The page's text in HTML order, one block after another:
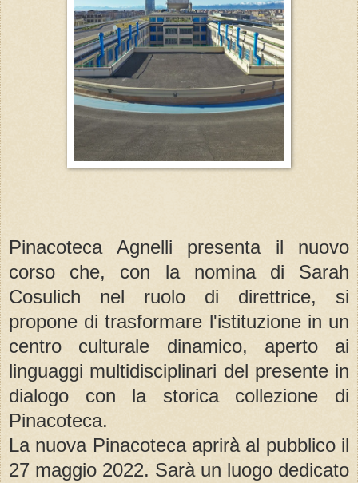
Pinacoteca Agnelli presenta il nuovo
corso che, con la nomina di Sarah
Cosulich nel ruolo di direttrice, si
propone di trasformare l'istituzione in un
centro culturale dinamico, aperto ai
linguaggi multidisciplinari del presente in
dialogo con la storica collezione di
Pinacoteca.
La nuova Pinacoteca aprirà al pubblico il
27 maggio 2022. Sarà un luogo dedicato